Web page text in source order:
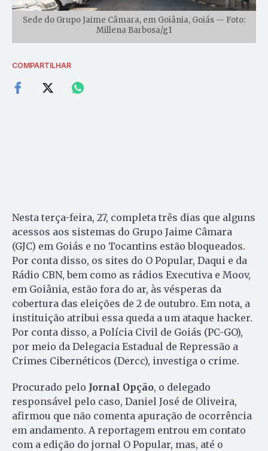
Sede do Grupo Jaime Câmara, em Goiânia, Goiás — Foto:
Millena Barbosa/g1
COMPARTILHAR
Nesta terça-feira, 27, completa três dias que alguns
acessos aos sistemas do Grupo Jaime Câmara
(GJC) em Goiás e no Tocantins estão bloqueados.
Por conta disso, os sites do O Popular, Daqui e da
Rádio CBN, bem como as rádios Executiva e Moov,
em Goiânia, estão fora do ar, às vésperas da
cobertura das eleições de 2 de outubro. Em nota, a
instituição atribui essa queda a um ataque hacker.
Por conta disso, a Polícia Civil de Goiás (PC-GO),
por meio da Delegacia Estadual de Repressão a
Crimes Cibernéticos (Dercc), investiga o crime.
Procurado pelo Jornal Opção, o delegado
responsável pelo caso, Daniel José de Oliveira,
afirmou que não comenta apuração de ocorrência
em andamento. A reportagem entrou em contato
com a edição do jornal O Popular, mas, até o